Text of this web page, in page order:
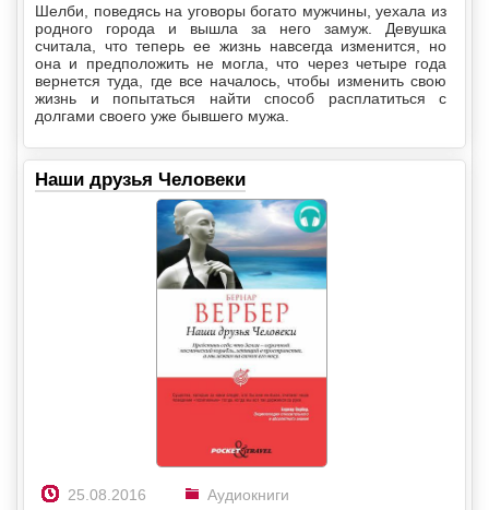
Шелби, поведясь на уговоры богато мужчины, уехала из
родного города и вышла за него замуж. Девушка
считала, что теперь ее жизнь навсегда изменится, но
она и предположить не могла, что через четыре года
вернется туда, где все началось, чтобы изменить свою
жизнь и попытаться найти способ расплатиться с
долгами своего уже бывшего мужа.
Наши друзья Человеки
25.08.2016
Аудиокниги